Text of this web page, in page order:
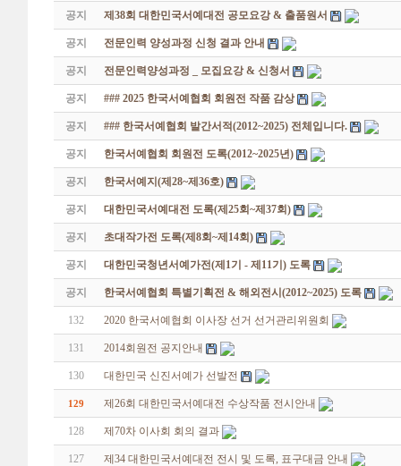
공지 제38회 대한민국서예대전 공모요강 & 출품원서
공지 전문인력 양성과정 신청 결과 안내
공지 전문인력양성과정 _ 모집요강 & 신청서
공지 ### 2025 한국서예협회 회원전 작품 감상
공지 ### 한국서예협회 발간서적(2012~2025) 전체입니다.
공지 한국서예협회 회원전 도록(2012~2025년)
공지 한국서예지(제28~제36호)
공지 대한민국서예대전 도록(제25회~제37회)
공지 초대작가전 도록(제8회~제14회)
공지 대한민국청년서예가전(제1기 - 제11기) 도록
공지 한국서예협회 특별기획전 & 해외전시(2012~2025) 도록
132 2020 한국서예협회 이사장 선거 선거관리위원회
131 2014회원전 공지안내
130 대한민국 신진서예가 선발전
129 제26회 대한민국서예대전 수상작품 전시안내
128 제70차 이사회 회의 결과
127 제34 대한민국서예대전 전시 및 도록, 표구대금 안내